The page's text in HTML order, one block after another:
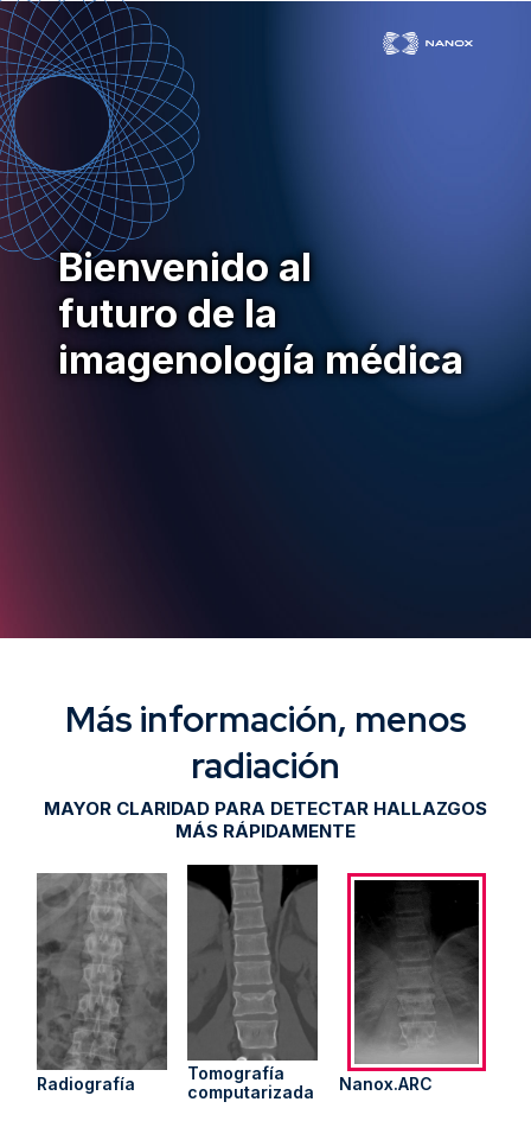
Bienvenido al
futuro de la
imagenología médica
Más información, menos
radiación
MAYOR CLARIDAD PARA DETECTAR HALLAZGOS
MÁS RÁPIDAMENTE
Radiografía
Tomografía
computarizada
Nanox.ARC